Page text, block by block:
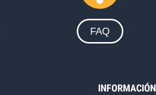
FAQ
INFORMACIÓN